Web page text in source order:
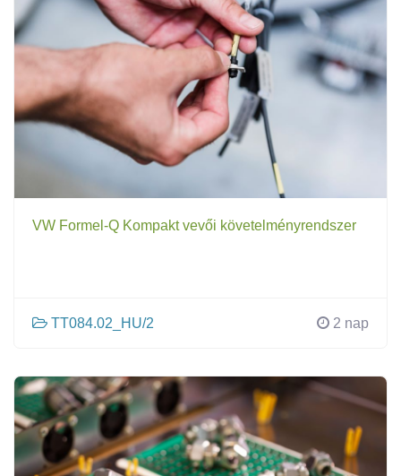
VW Formel-Q Kompakt vevői követelményrendszer
TT084.02_HU/2 2 nap